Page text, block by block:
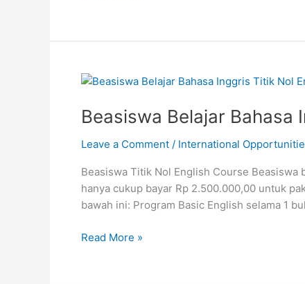
Tanpa
Usia
Beasiswa Belajar Bahasa
Leave a Comment / International
Beasiswa Titik Nol English Course
hanya cukup bayar Rp 2.500.000,00 untuk
bawah ini: Program Basic English selama 1
Beasiswa
Read More »